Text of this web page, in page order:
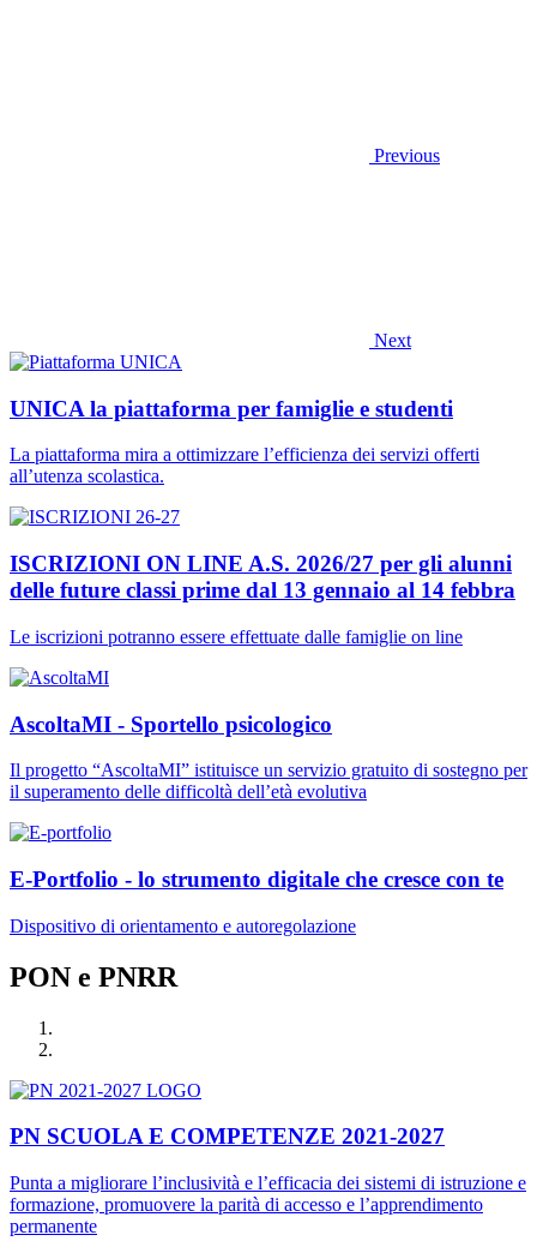
Previous
Next
UNICA la piattaforma per famiglie e studenti
La piattaforma mira a ottimizzare l’efficienza dei servizi offerti
all’utenza scolastica.
ISCRIZIONI ON LINE A.S. 2026/27 per gli alunni
delle future classi prime dal 13 gennaio al 14 febbra
Le iscrizioni potranno essere effettuate dalle famiglie on line
AscoltaMI - Sportello psicologico
Il progetto “AscoltaMI” istituisce un servizio gratuito di sostegno per
il superamento delle difficoltà dell’età evolutiva
E-Portfolio - lo strumento digitale che cresce con te
Dispositivo di orientamento e autoregolazione
PON e PNRR
PN SCUOLA E COMPETENZE 2021-2027
Punta a migliorare l’inclusività e l’efficacia dei sistemi di istruzione e
formazione, promuovere la parità di accesso e l’apprendimento
permanente